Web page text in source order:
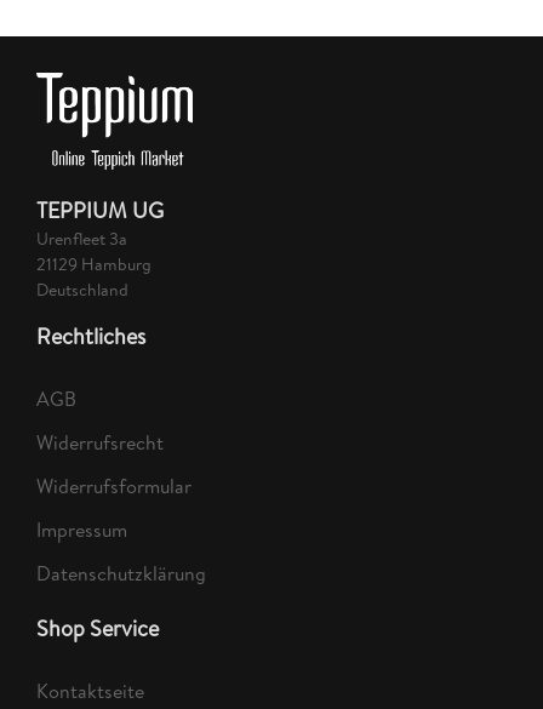
TEPPIUM UG
Urenfleet 3a
21129 Hamburg
Deutschland
Rechtliches
AGB
Widerrufsrecht
Widerrufsformular
Impressum
Datenschutzklärung
Shop Service
Kontaktseite